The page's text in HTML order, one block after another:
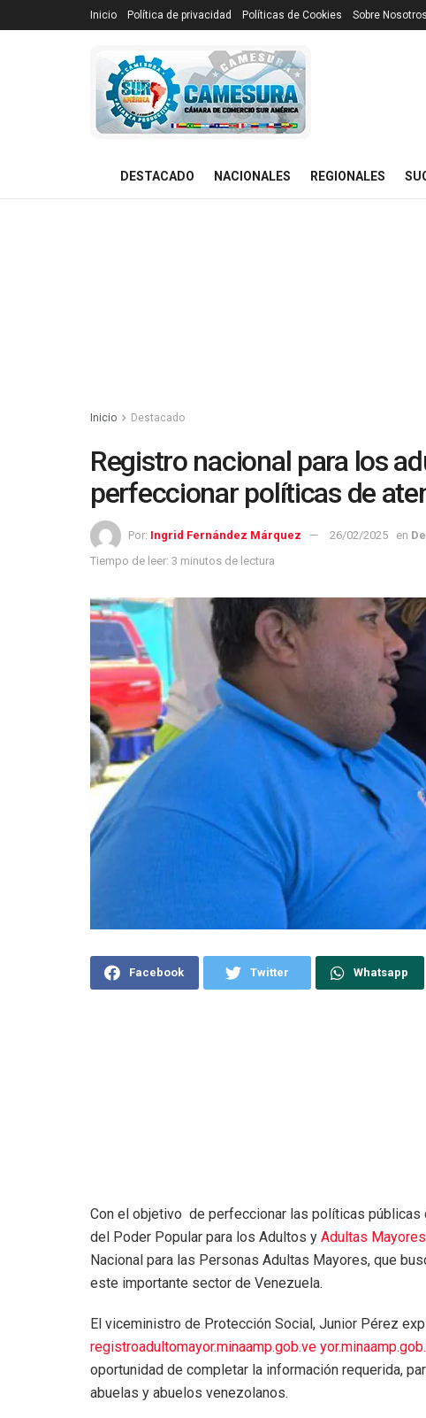
Inicio Política de privacidad Políticas de Cookies Sobre Nosotros
DESTACADO NACIONALES REGIONALES
Inicio Destacado
Registro nacional para los
perfeccionar políticas de
Por: Ingrid Fernández Márquez 26/02/2025 en
Tiempo de leer: 3 minutos de lectura
Facebook Twitter Whatsapp
Con el objetivo de perfeccionar las políticas
del Poder Popular para los Adultos y Adultas Mayores
Nacional para las Personas Adultas Mayores, que
este importante sector de Venezuela.
El viceministro de Protección Social, Junior Pérez
registroadultomayor.minaamp.gob.ve
oportunidad de completar la información requerida,
abuelas y abuelos venezolanos.